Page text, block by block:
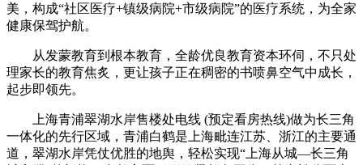
美，构成“社区医疗+镇级病院+市级病院”的医疗系统，为全家
健康保驾护航。
从发蒙教育到根本教育，全龄优良教育资本环伺，不只处
理家长的教育焦炙，更让孩子正在稠密的书喷鼻空气中成长，
起步即领先。
上海青浦翠湖水岸售楼处电线 (预定看房热线)做为长三角
一体化的先行区域，青浦白鹤是上海毗连江苏、浙江的主要通
道，翠湖水岸凭仗优胜的地舆，轻松实现“上海从城—长三角